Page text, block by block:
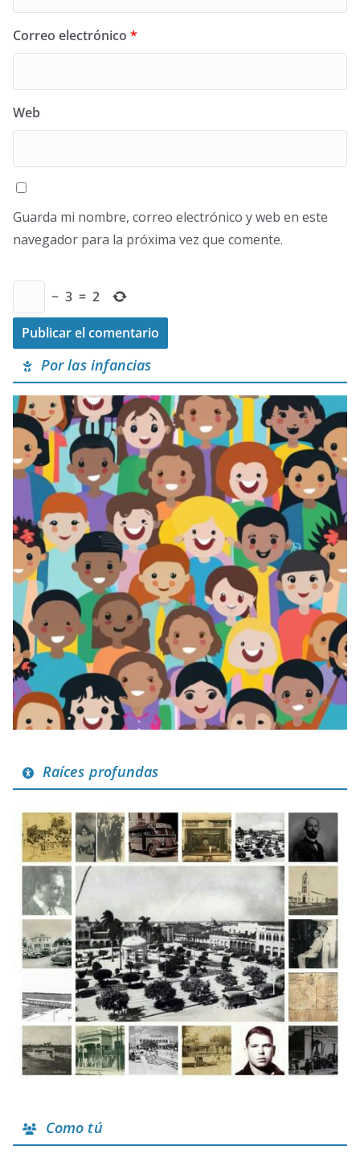
Correo electrónico *
Web
Guarda mi nombre, correo electrónico y web en este
navegador para la próxima vez que comente.
− 3 = 2
Por las infancias
Raíces profundas
Como tú